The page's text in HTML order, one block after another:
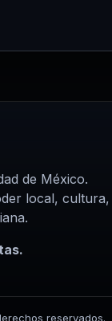
de México.
local, cultura,
reservados.